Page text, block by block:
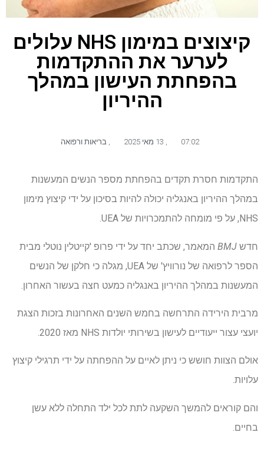
קיצוצים במימון NHS עלולים
לערער את ההתקדמות
בהפחתת העישון במהלך
ההיריון
07:02 בריאות ורפואה
התקדמות חסרת תקדים בהפחתת מספר הנשים המעשנות
במהלך ההיריון באנגליה יכולה להיות בסיכון על ידי קיצוץ מימון
NHS, על פי מומחה להתמכרויות של UEA.
חדש BMJ המאמר, שכתב יחד על ידי פרופ 'קייטלין נוטלי מבית
הספר לרפואה של נורוויץ' של UEA, מגלה כי חלקן של הנשים
המעשנות במהלך ההיריון באנגליה כמעט חצה בעשור האחרון.
מרבית הירידה התרחשה בחמש השנים האחרונות בזכות הצגת
יועצי עצור ייעודיים לעישון בשירותי יולדות NHS מאז 2020.
אולם הצוות חושש כי ניתן לאיים על ההפחתה על ידי תרגילי קיצוץ
עלויות.
והם קוראים להמשך השקעה לתת לכל ילד התחלה ללא עשן
בחיים.